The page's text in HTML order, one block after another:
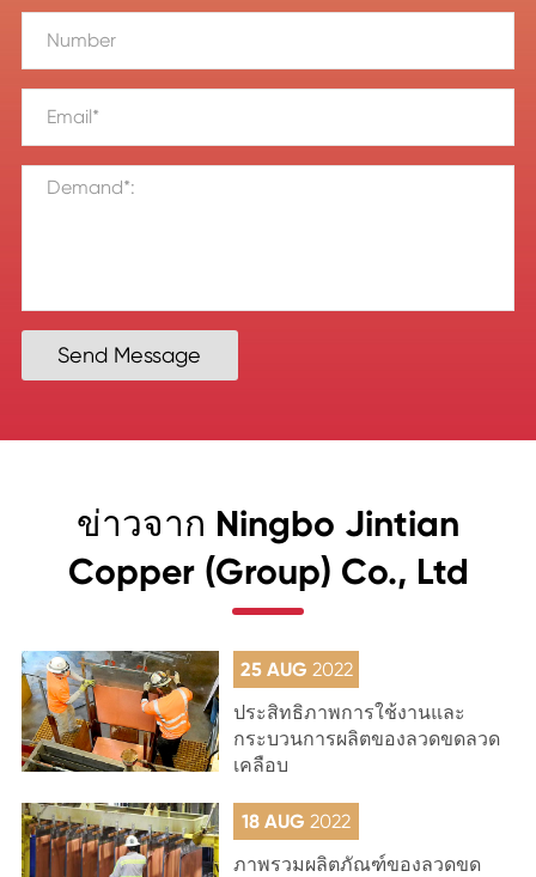
Send Message
ข่าวจาก Ningbo Jintian
Copper (Group) Co., Ltd
25 AUG 2022
ประสิทธิภาพการใช้งานและ
กระบวนการผลิตของลวดขดลวด
เคลือบ
18 AUG2022
ภาพรวมผลิตภัณฑ์ของลวดขด